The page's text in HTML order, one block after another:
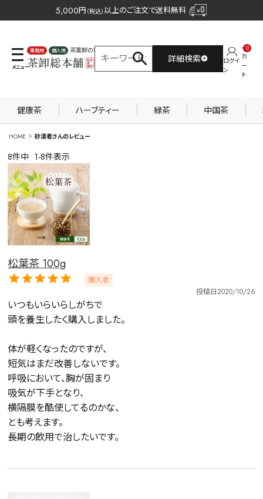
5,000円 （税込）以上のご注文で送料無料
業務用 個人用
茶葉卸の専門サイト
詳細検索
ログイ
ン
カ
ー
ト
0
健康茶 ハーブティー 緑茶 中国茶
HOME 砂漠者さんのレビュー
8件中 1-8件表示
松葉茶 100g
購入者
投稿日2020/10/26
いつもいらいらしがちで
頭を養生したく購入しました。
体が軽くなったのですが、
短気はまだ改善しないです。
呼吸において、胸が固まり
吸気が下手となり、
横隔膜を酷使してるのかな、
とも考えます。
長期の飲用で治したいです。